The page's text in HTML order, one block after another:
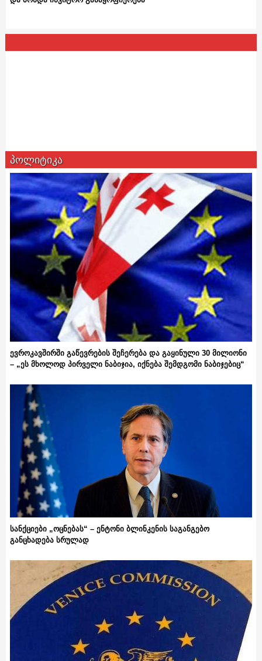
პოლიტიკა
ევროკავშირში გაწევრების შეჩერება და გაყინული 30 მილიონი
– „ეს მხოლოდ პირველი ნაბიჯია, იქნება შემდგომი ნაბიჯებიც“
სანქციები „ოცნებას“ – ენტონი ბლინკენის საგანგებო
განცხადება სრულად